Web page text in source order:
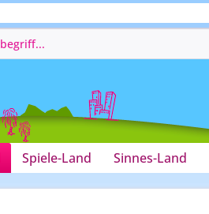
Spiele-Land Sinnes-Land